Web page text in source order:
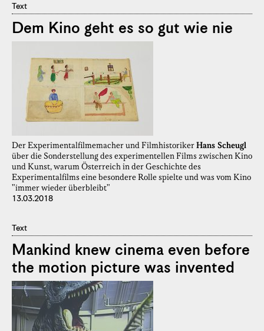
Text
Dem Kino geht es so gut wie nie
Der Experimentalfilmemacher und FilmhistorikerHans Scheugl
über die Sonderstellung des experimentellen Films zwischen Kino
und Kunst, warum Österreich in der Geschichte des
Experimentalfilms eine besondere Rolle spielte und was vom Kino
"immer wieder überbleibt"
13.03.2018
Text
Mankind knew cinema even before
the motion picture was invented